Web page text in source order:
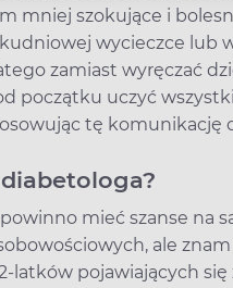
mniej szokujące i
wycieczce lub
zamiast wyręczać
początku uczyć
tę komunikację
mieć szanse na
ale
latków pojawiających